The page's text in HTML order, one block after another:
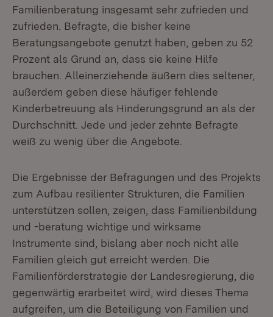
Familienberatung insgesamt sehr zufrieden und
zufrieden. Befragte, die bisher keine
Beratungsangebote genutzt haben, geben zu 52
Prozent als Grund an, dass sie keine Hilfe
brauchen. Alleinerziehende äußern dies seltener,
außerdem geben diese häufiger fehlende
Kinderbetreuung als Hinderungsgrund an als der
Durchschnitt. Jede und jeder zehnte Befragte
weiß zu wenig über die Angebote.
Die Ergebnisse der Befragungen und des Projekts
zum Aufbau resilienter Strukturen, die Familien
unterstützen sollen, zeigen, dass Familienbildung
und -beratung wichtige und wirksame
Instrumente sind, bislang aber noch nicht alle
Familien gleich gut erreicht werden. Die
Familienförderstrategie der Landesregierung, die
gegenwärtig erarbeitet wird, wird dieses Thema
aufgreifen, um die Beteiligung von Familien und